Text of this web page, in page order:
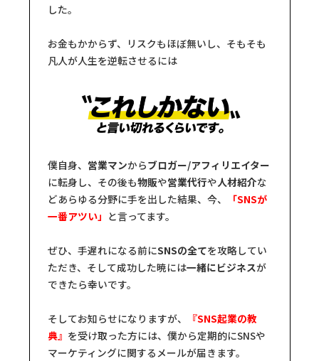
した。
お金もかからず、リスクもほぼ無いし、そもそも
凡人が人生を逆転させるには
僕自身、 営業マンからブロガー/アフィリエイター
に転身し、その後も物販や営業代行や人材紹介な
どあらゆる分野に手を出した結果、今、
「SNSが
一番アツい」 と言ってます。
ぜひ、手遅れになる前にSNSの全てを攻略してい
ただき、そして成功した暁には一緒にビジネスが
できたら幸いです。
そしてお知らせになりますが、
『SNS起業の教
典』 を受け取った方には、僕から定期的にSNSや
マーケティングに関するメールが届きます。